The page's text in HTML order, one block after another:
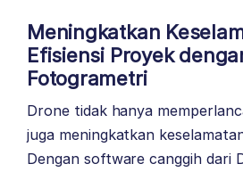
Meningkatkan
Efisiensi Proyek
Fotogrametri
Drone tidak hanya
juga meningkatkan
Dengan software canggih dari